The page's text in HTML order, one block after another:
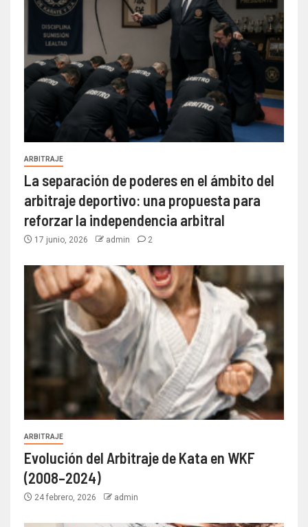
ARBITRAJE
La separación de poderes en el ámbito del
arbitraje deportivo: una propuesta para
reforzar la independencia arbitral
17 junio, 2026 admin 2
ARBITRAJE
Evolución del Arbitraje de Kata en WKF
(2008–2024)
24 febrero, 2026 admin